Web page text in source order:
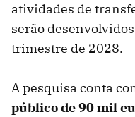
atividades de
serão
trimestre de 2028.
A pesquisa conta
público de 90 mil